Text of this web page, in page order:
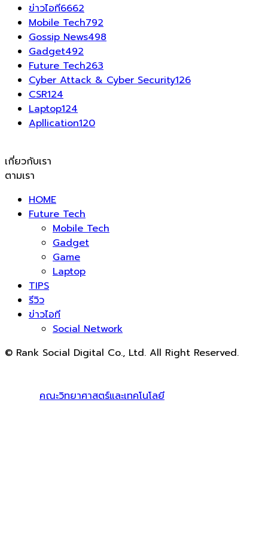
ข่าวไอที6662
Mobile Tech792
Gossip News498
Gadget492
Future Tech263
Cyber Attack & Cyber Security126
CSR124
Laptop124
Apllication120
เกี่ยวกับเรา
ตามเรา
HOME
Future Tech
Mobile Tech
Gadget
Game
Laptop
TIPS
รีวิว
ข่าวไอที
Social Network
© Rank Social Digital Co., Ltd. All Right Reserved.
คณะวิทยาศาสตร์และเทคโนโลยี